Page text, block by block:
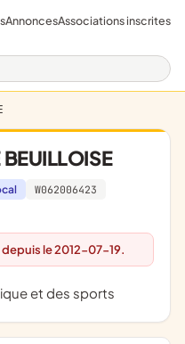
AnnoncesAssociations inscrites
W062006423
depuis le 2012-07-19.
et des sports